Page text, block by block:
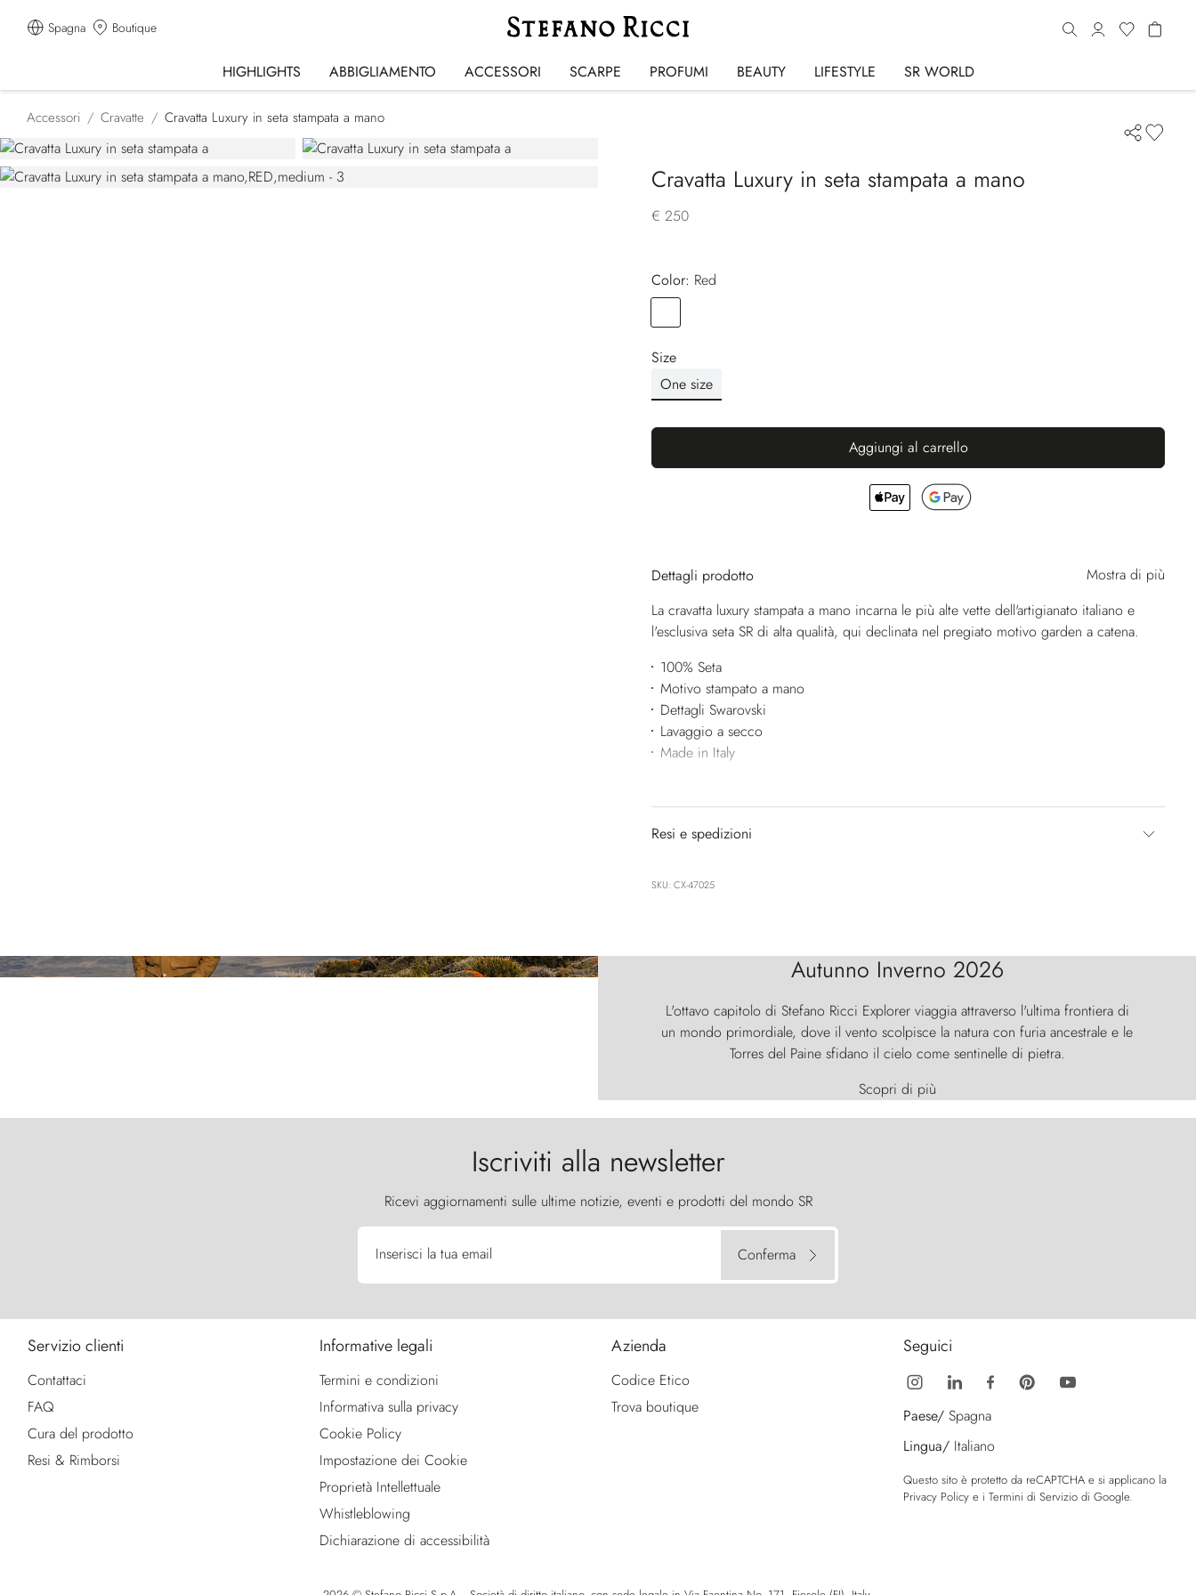
Spagna Boutique
HIGHLIGHTS ABBIGLIAMENTO ACCESSORI SCARPE PROFUMI BEAUTY LIFESTYLE SR WORLD
Accessori Cravatte Cravatta Luxury in seta stampata a mano
Cravatta Luxury in seta stampata a mano
€ 250
Color:
red
Size
One size
Aggiungi al carrello
Dettagli prodotto
Mostra di più
La cravatta luxury stampata a mano incarna le più alte vette dell'artigianato italiano e
l'esclusiva seta SR di alta qualità, qui declinata nel pregiato motivo garden a catena.
100% Seta
Motivo stampato a mano
Dettagli Swarovski
Lavaggio a secco
Made in Italy
Resi e spedizioni
SKU: CX-47025
Autunno Inverno 2026
L'ottavo capitolo di Stefano Ricci Explorer viaggia attraverso l'ultima frontiera di
un mondo primordiale, dove il vento scolpisce la natura con furia ancestrale e le
Torres del Paine sfidano il cielo come sentinelle di pietra.
Scopri di più
Iscriviti alla newsletter
Ricevi aggiornamenti sulle ultime notizie, eventi e prodotti del mondo SR
Inserisci la tua email Conferma
Servizio clienti
Contattaci
FAQ
Cura del prodotto
Resi & Rimborsi
Informative legali
Termini e condizioni
Informativa sulla privacy
Cookie Policy
Impostazione dei Cookie
Proprietà Intellettuale
Whistleblowing
Dichiarazione di accessibilità
Azienda
Codice Etico
Trova boutique
Seguici
Paese/ Spagna
Lingua/ Italiano
Questo sito è protetto da reCAPTCHA e si applicano la
Privacy Policy e i Termini di Servizio di Google.